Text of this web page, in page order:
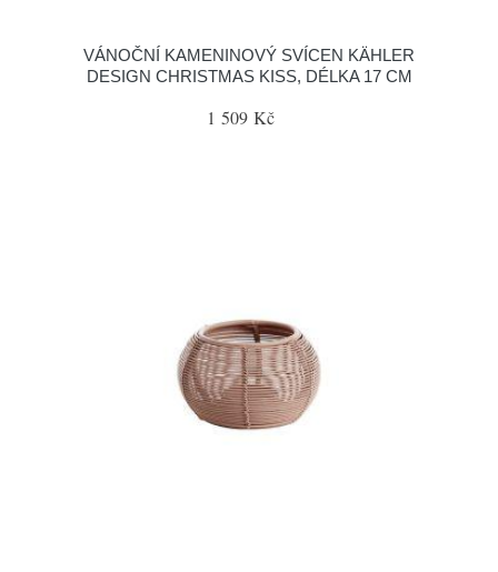
VÁNOČNÍ KAMENINOVÝ SVÍCEN KÄHLER
DESIGN CHRISTMAS KISS, DÉLKA 17 CM
1 509 Kč